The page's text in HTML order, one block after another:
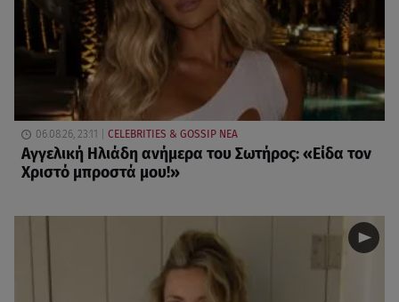
06.08.26, 23:11 CELEBRITIES & GOSSIP ΝΕΑ
Αγγελική Ηλιάδη ανήμερα του Σωτήρος: «Είδα τον
Χριστό μπροστά μου!»